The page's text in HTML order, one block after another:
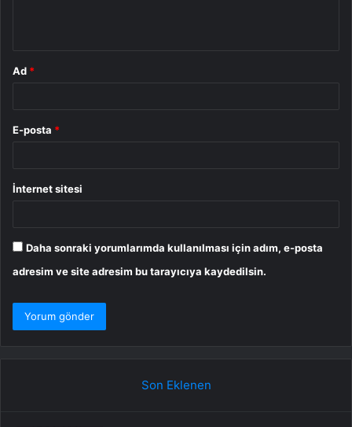
Ad *
E-posta *
İnternet sitesi
Daha sonraki yorumlarımda kullanılması için adım, e-posta
adresim ve site adresim bu tarayıcıya kaydedilsin.
Son Eklenen